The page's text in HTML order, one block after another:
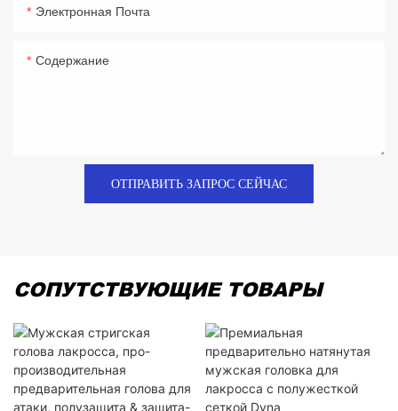
Электронная Почта
Содержание
ОТПРАВИТЬ ЗАПРОС СЕЙЧАС
СОПУТСТВУЮЩИЕ ТОВАРЫ